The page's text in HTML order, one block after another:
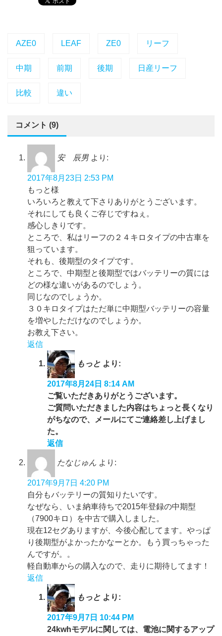
AZE0 LEAF ZE0 リーフ
中期 前期 後期 日産リーフ
比較 違い
コメント (9)
安 辰男 より:
2017年8月23日 2:53 PM
もっと様
いろいろと教えて下さりありがとうございます。
それにしても良くご存じですねぇ。
感心しきりです。
ところで、私はリーフの２４キロタイプの中古車を
狙っています。
それも、後期型のタイプです。
ところで、中期型と後期型ではバッテリーの質には
どの様な違いがあるのでしょう。
同じなのでしょうか。
３０キロタイプはただ単に中期型バッテリーの容量
を増やしただけなのでしょうか。
お教え下さい。
返信
もっと より:
2017年8月24日 8:14 AM
ご覧いただきありがとうございます。
ご質問いただきました内容はちょっと長くなり
がちなので、メールにてご連絡差し上げまし
た。
返信
たなじゅん より:
2017年9月7日 4:20 PM
自分もバッテリーの質知りたいです。
なぜなら、いま納車待ちで2015年登録の中期型
（7900キロ）を中古で購入しました。
現在12セグありますが、今後心配してます。やっぱ
り後期型がよかったかなーとか。もう買っちゃった
んですが。。
軽自動車からの購入なので、走りに期待してます！
返信
もっと より:
2017年9月7日 10:44 PM
24kwhモデルに関しては、電池に関するアップ